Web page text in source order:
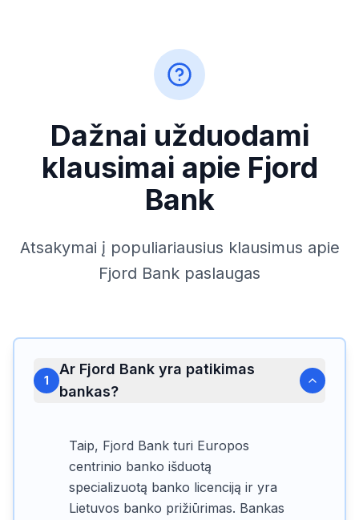
Dažnai užduodami
klausimai apie Fjord
Bank
Atsakymai į populiariausius klausimus apie
Fjord Bank paslaugas
1
Ar Fjord Bank yra patikimas
bankas?
Taip, Fjord Bank turi Europos
centrinio banko išduotą
specializuotą banko licenciją ir yra
Lietuvos banko prižiūrimas. Bankas